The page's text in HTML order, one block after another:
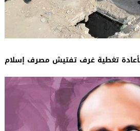
تغطية غرف تفتيش مصرف إسلام